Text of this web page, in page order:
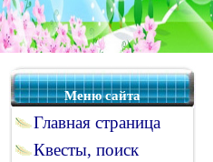
Меню сайта
Главная страница
Квесты, поиск